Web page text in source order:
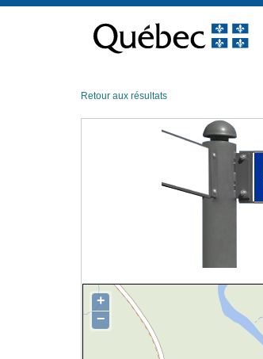
contenu
Retour aux résultats
+
−